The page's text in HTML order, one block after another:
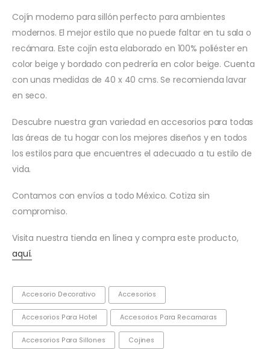
Cojín moderno para sillón perfecto para ambientes
modernos. El mejor estilo que no puede faltar en tu sala o
recámara. Este cojín esta elaborado en 100% poliéster en
color beige y bordado con pedrería en color beige. Cuenta
con unas medidas de 40 x 40 cms. Se recomienda lavar
en seco.
Descubre nuestra gran variedad en accesorios para todas
las áreas de tu hogar con los mejores diseños y en todos
los estilos para que encuentres el adecuado a tu estilo de
vida.
Contamos con envíos a todo México. Cotiza sin
compromiso.
Visita nuestra tienda en línea y compra este producto,
aquí.
Accesorio Decorativo Accesorios
Accesorios Para Hotel Accesorios Para Recamaras
Accesorios Para Sillones Cojines